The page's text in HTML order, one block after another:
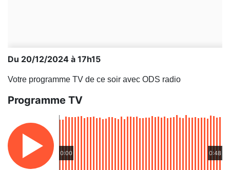
Du 20/12/2024 à 17h15
Votre programme TV de ce soir avec ODS radio
Programme TV
0:00 0:48